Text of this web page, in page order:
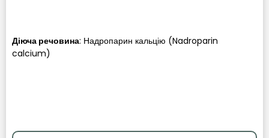
Діюча речовина: Надропарин кальцію (Nadroparin
calcium)